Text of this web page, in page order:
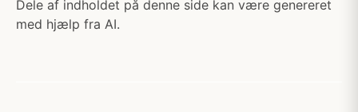
Dele af indholdet på denne side kan være genereret
med hjælp fra AI.